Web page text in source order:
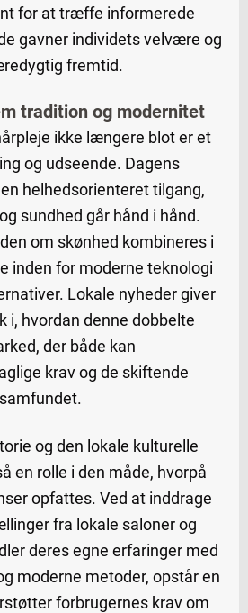
for at træffe informerede
gavner individets velvære og
fremtid.
tradition og modernitet
ikke længere blot er et
og udseende. Dagens
helhedsorienteret tilgang,
sundhed går hånd i hånd.
om skønhed kombineres i
inden for moderne teknologi
Lokale nyheder giver
i, hvordan denne dobbelte
der både kan
krav og de skiftende
og den lokale kulturelle
en rolle i den måde, hvorpå
opfattes. Ved at inddrage
fra lokale saloner og
deres egne erfaringer med
moderne metoder, opstår en
forbrugernes krav om